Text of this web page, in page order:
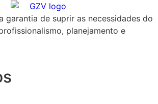
garantia de suprir as necessidades do
planejamento e